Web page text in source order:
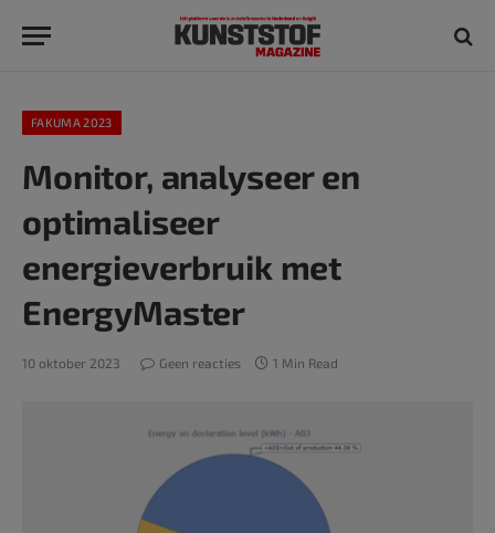
FAKUMA 2023
Monitor, analyseer en
optimaliseer
energieverbruik met
EnergyMaster
10 oktober 2023 Geen reacties 1 Min Read